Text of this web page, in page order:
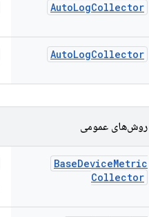
AutoLogCollector
AutoLogCollector
روش‌های عمومی
BaseDeviceMetric
Collector